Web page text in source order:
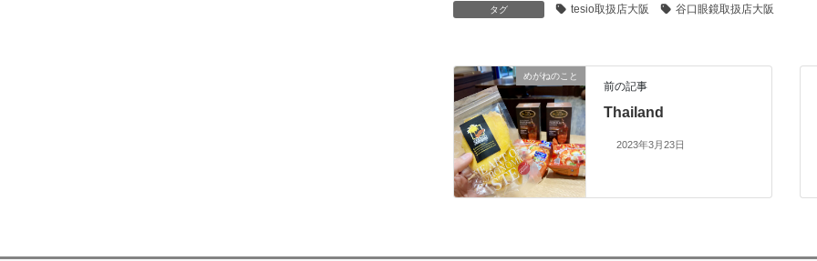
タグ tesio取扱店大阪 谷口眼鏡取扱店大阪
めがねのこと
前の記事
Thailand
2023年3月23日